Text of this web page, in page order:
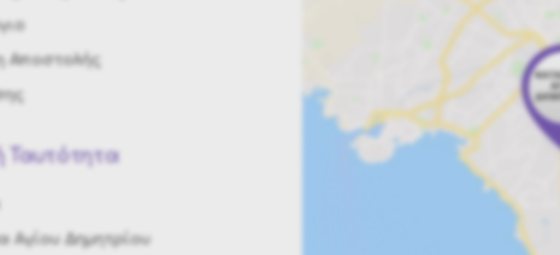
Αποστολής
Ταυτότητα
Αγίου Δημητρίου